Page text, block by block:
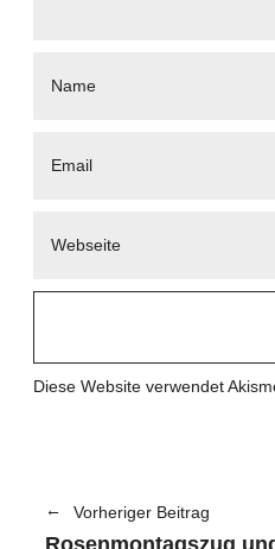
Diese Website verwendet
Vorheriger Beitrag
Rosenmontagszug